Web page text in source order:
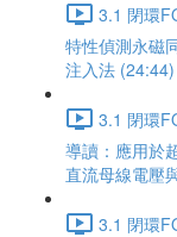
3.1 閉環
特性偵測永磁
注入法 (24:44)
3.1 閉環
導讀：應用於
直流母線電壓
3.1 閉環